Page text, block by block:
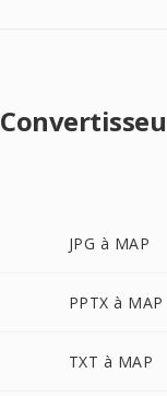
JPG à MAP
PPTX à MAP
TXT à MAP